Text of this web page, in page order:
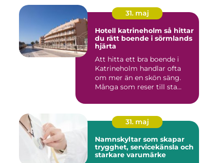
31. maj
Hotell katrineholm så hittar
du rätt boende i sörmlands
hjärta
Att hitta ett bra boende i
Katrineholm handlar ofta
om mer än en skön säng.
Många som reser till sta...
31. maj
Namnskyltar som skapar
trygghet, servicekänsla och
starkare varumärke